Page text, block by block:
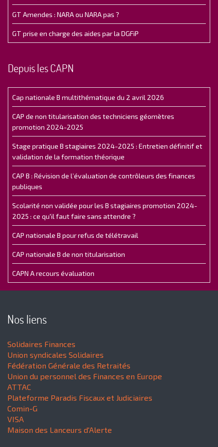
GT Amendes : NARA ou NARA pas ?
GT prise en charge des aides par la DGFiP
Depuis les CAPN
Cap nationale B multithématique du 2 avril 2026
CAP de non titularisation des techniciens géomètres
promotion 2024-2025
Stage pratique B stagiaires 2024-2025 : Entretien définitif et
validation de la formation théorique
CAP B : Révision de l’évaluation de contrôleurs des finances
publiques
Scolarité non validée pour les B stagiaires promotion 2024-
2025 : ce qu'il faut faire sans attendre ?
CAP nationale B pour refus de télétravail
CAP nationale B de non titularisation
CAPN A recours évaluation
Nos liens
Solidaires Finances
Union syndicales Solidaires
Fédération Générale des Retraités
Union du personnel des Finances en Europe
ATTAC
Plateforme Paradis Fiscaux et Judiciaires
Comin-G
VISA
Maison des Lanceurs d'Alerte